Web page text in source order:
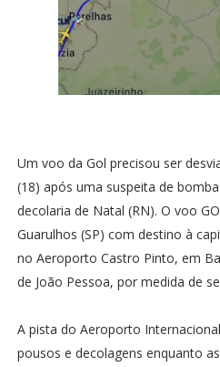
Um voo da Gol precisou ser
(18) após uma suspeita de
decolaria de Natal (RN). O voo
Guarulhos (SP) com destino à
no Aeroporto Castro Pinto, em
de João Pessoa, por medida de
A pista do Aeroporto
pousos e decolagens enquanto